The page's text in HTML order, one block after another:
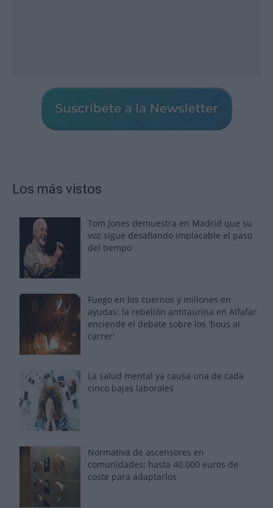
Los más vistos
Tom Jones demuestra en Madrid que su
voz sigue desafiando implacable el paso
del tiempo
Fuego en los cuernos y millones en
ayudas: la rebelión antitaurina en Alfafar
enciende el debate sobre los 'bous al
carrer'
La salud mental ya causa una de cada
cinco bajas laborales
Normativa de ascensores en
comunidades: hasta 40.000 euros de
coste para adaptarlos